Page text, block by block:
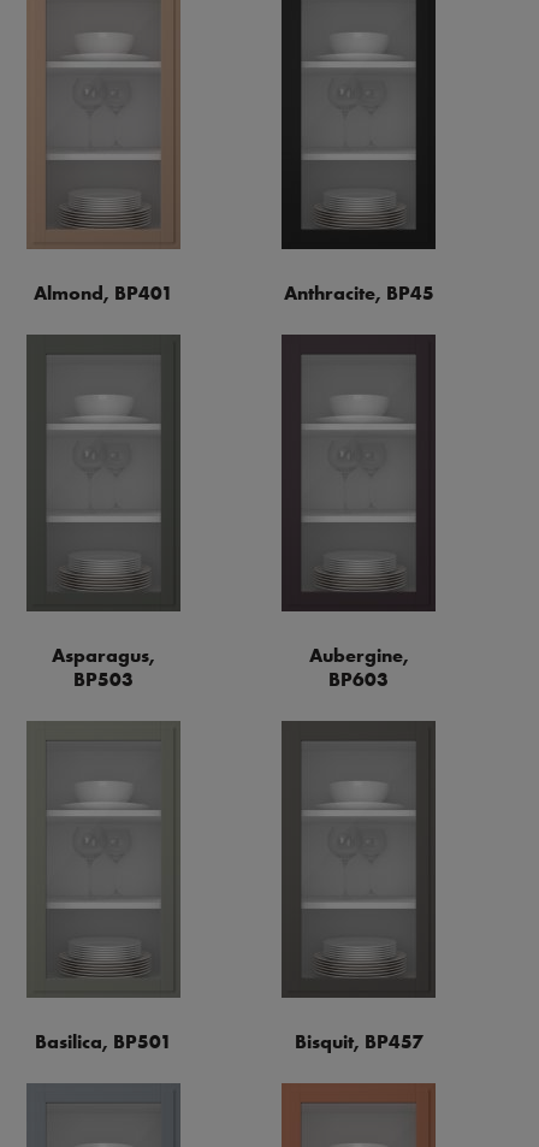
Almond, BP401 Anthracite, BP45
Asparagus,
BP503
Aubergine,
BP603
Basilica, BP501 Bisquit, BP457